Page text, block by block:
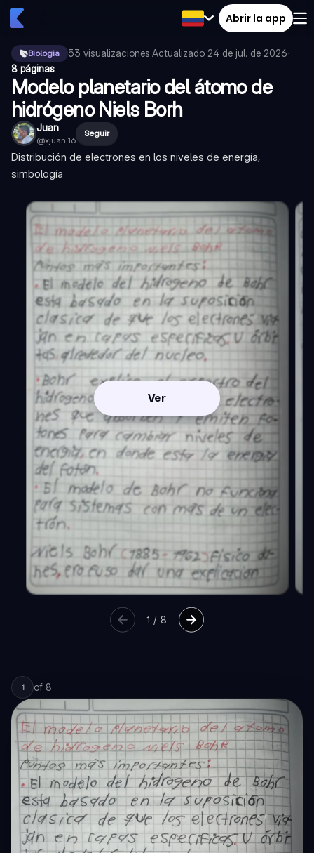
Abrir la app
Biologia 53 visualizaciones·Actualizado 24 de jul. de 2026·
8 páginas
Modelo planetario del átomo de
hidrógeno Niels Borh
Juan
@xjuan.16
Seguir
Distribución de electrones en los niveles de energía,
simbología
Ver
1 / 8
1 of 8